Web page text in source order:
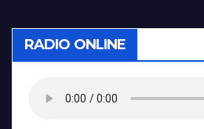
RADIO ONLINE